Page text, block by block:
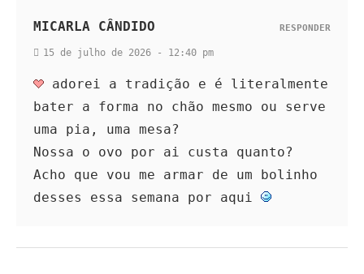
MICARLA CÂNDIDO
15 de julho de 2026 - 12:40 pm
adorei a tradição e é literalmente
bater a forma no chão mesmo ou serve
uma pia, uma mesa?
Nossa o ovo por ai custa quanto?
Acho que vou me armar de um bolinho
desses essa semana por aqui
RESPONDER